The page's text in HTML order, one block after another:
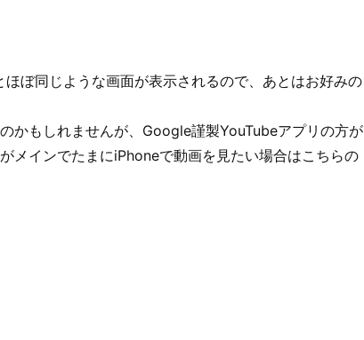
ぼ同じような画面が表示されるので、あとはお好みの
かもしれませんが、Google謹製YouTubeアプリの方が
メインでたまにiPhoneで動画を見たい場合はこちらの